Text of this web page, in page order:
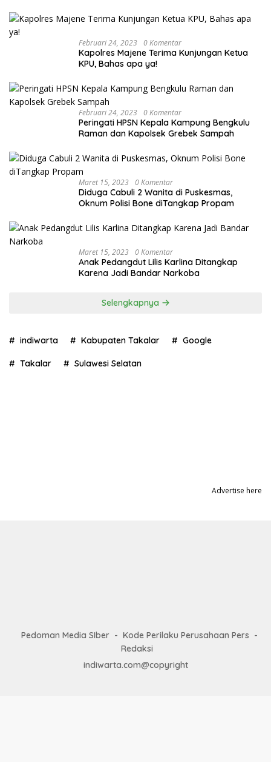
Februari 24, 2023 0 Komentar
Kapolres Majene Terima Kunjungan Ketua
KPU, Bahas apa ya!
Februari 24, 2023 0 Komentar
Peringati HPSN Kepala Kampung Bengkulu
Raman dan Kapolsek Grebek Sampah
Maret 15, 2023 0 Komentar
Diduga Cabuli 2 Wanita di Puskesmas,
Oknum Polisi Bone diTangkap Propam
Maret 15, 2023 0 Komentar
Anak Pedangdut Lilis Karlina Ditangkap
Karena Jadi Bandar Narkoba
Selengkapnya
indiwarta Kabupaten Takalar Google
Takalar Sulawesi Selatan
Advertise here
Pedoman Media SIber
Kode Perilaku Perusahaan Pers
Redaksi
indiwarta.com@copyright